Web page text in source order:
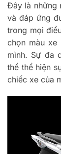
Đây là những
và đáp ứng
trong mọi
chọn màu
mình. Sự đa
thể thể hiện
chiếc xe của